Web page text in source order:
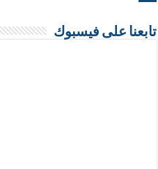
تابعنا على فيسبوك